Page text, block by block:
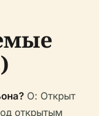
О: Открыт
открытым